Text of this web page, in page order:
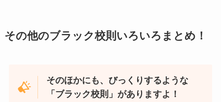
その他のブラック校則いろいろまとめ！
そのほかにも、びっくりするような
「ブラック校則」がありますよ！